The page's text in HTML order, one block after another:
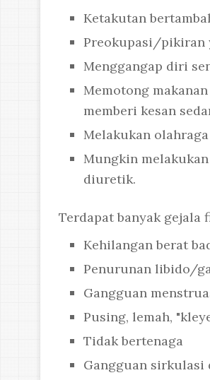
Ketakutan
Preokupasi/pikiran
Menggangap diri
Memotong
memberi kesan
Melakukan
Mungkin
diuretik.
Terdapat banyak gejala
Kehilangan berat
Penurunan libido/
Gangguan
Pusing, lemah,
Tidak bertenaga
Gangguan sirkulasi